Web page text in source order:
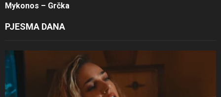
Mykonos – Grčka
PJESMA DANA